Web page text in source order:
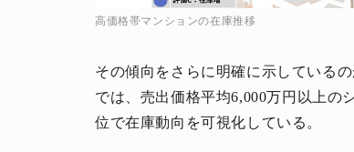
高価格帯マンションの在庫推移
その傾向をさらに明確に示している
では、売出価格平均6,000万円以上の
位で在庫動向を可視化している。